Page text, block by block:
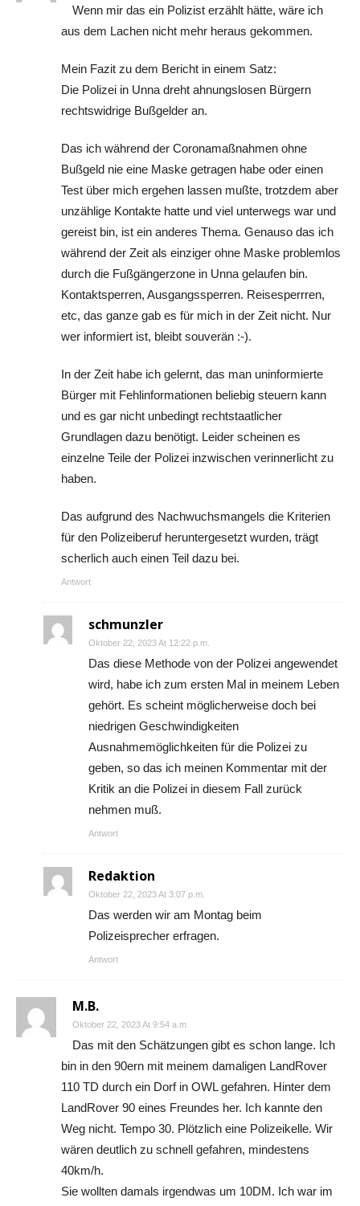
Wenn mir das ein Polizist erzählt hätte, wäre ich
aus dem Lachen nicht mehr heraus gekommen.
Mein Fazit zu dem Bericht in einem Satz:
Die Polizei in Unna dreht ahnungslosen Bürgern
rechtswidrige Bußgelder an.
Das ich während der Coronamaßnahmen ohne
Bußgeld nie eine Maske getragen habe oder einen
Test über mich ergehen lassen mußte, trotzdem aber
unzählige Kontakte hatte und viel unterwegs war und
gereist bin, ist ein anderes Thema. Genauso das ich
während der Zeit als einziger ohne Maske problemlos
durch die Fußgängerzone in Unna gelaufen bin.
Kontaktsperren, Ausgangssperren. Reisesperrren,
etc, das ganze gab es für mich in der Zeit nicht. Nur
wer informiert ist, bleibt souverän :-).
In der Zeit habe ich gelernt, das man uninformierte
Bürger mit Fehlinformationen beliebig steuern kann
und es gar nicht unbedingt rechtstaatlicher
Grundlagen dazu benötigt. Leider scheinen es
einzelne Teile der Polizei inzwischen verinnerlicht zu
haben.
Das aufgrund des Nachwuchsmangels die Kriterien
für den Polizeiberuf heruntergesetzt wurden, trägt
scherlich auch einen Teil dazu bei.
Antwort
schmunzler
Oktober 22, 2023 At 12:22 p.m.
Das diese Methode von der Polizei angewendet
wird, habe ich zum ersten Mal in meinem Leben
gehört. Es scheint möglicherweise doch bei
niedrigen Geschwindigkeiten
Ausnahmemöglichkeiten für die Polizei zu
geben, so das ich meinen Kommentar mit der
Kritik an die Polizei in diesem Fall zurück
nehmen muß.
Antwort
Redaktion
Oktober 22, 2023 At 3:07 p.m.
Das werden wir am Montag beim
Polizeisprecher erfragen.
Antwort
M.B.
Oktober 22, 2023 At 9:54 a.m.
Das mit den Schätzungen gibt es schon lange. Ich
bin in den 90ern mit meinem damaligen LandRover
110 TD durch ein Dorf in OWL gefahren. Hinter dem
LandRover 90 eines Freundes her. Ich kannte den
Weg nicht. Tempo 30. Plötzlich eine Polizeikelle. Wir
wären deutlich zu schnell gefahren, mindestens
40km/h.
Sie wollten damals irgendwas um 10DM. Ich war im